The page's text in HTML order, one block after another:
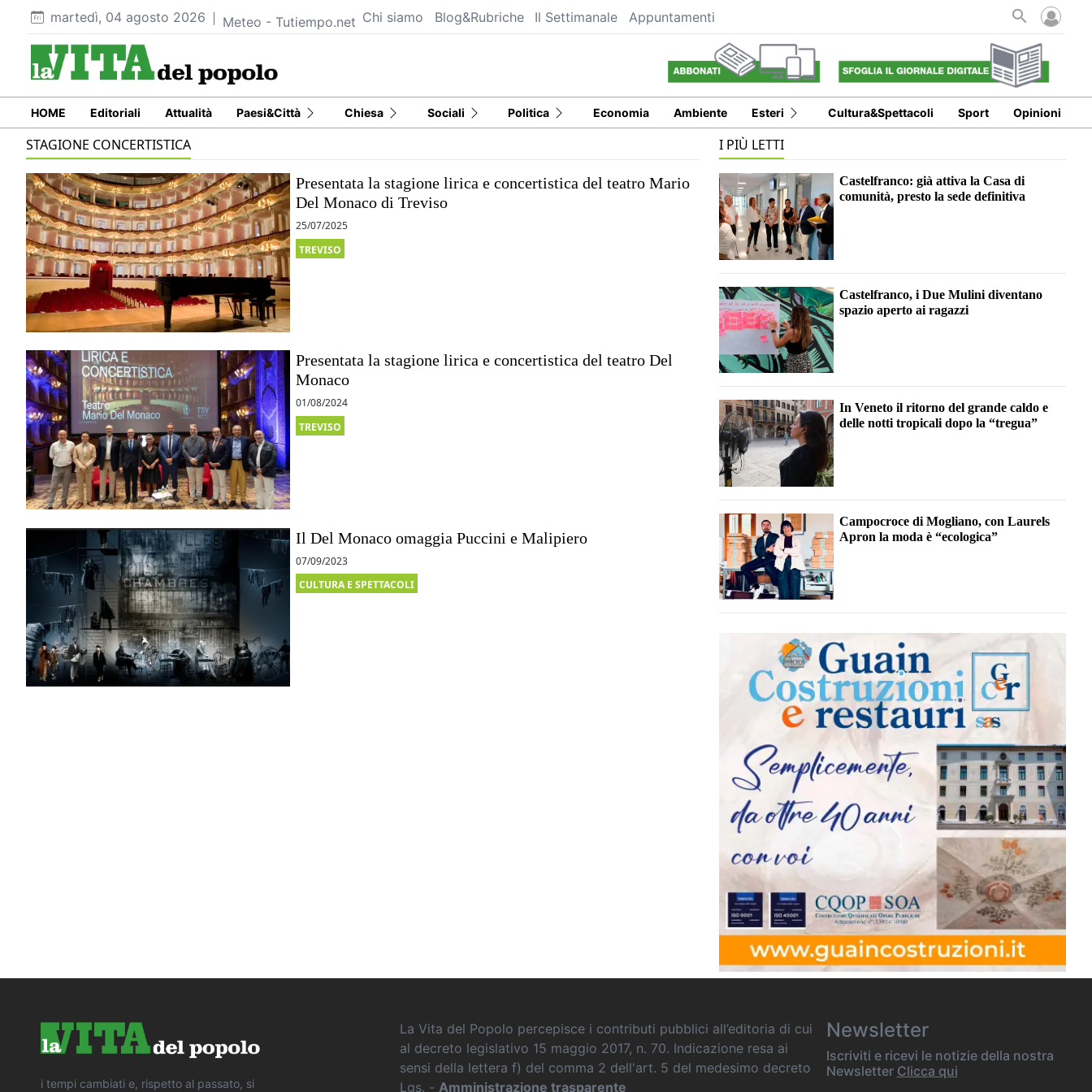
martedì, 04 agosto 2026 Meteo - Tutiempo.net Chi siamo Blog&Rubriche Il Settimanale Appuntamenti
HOME Editoriali Attualità Paesi&Città Chiesa Sociali Politica Economia Ambiente Esteri Cultura&Spettacoli Sport Opinioni
STAGIONE CONCERTISTICA
Presentata la stagione lirica e concertistica del teatro Mario
Del Monaco di Treviso
25/07/2025
TREVISO
Presentata la stagione lirica e concertistica del teatro Del
Monaco
01/08/2024
TREVISO
Il Del Monaco omaggia Puccini e Malipiero
07/09/2023
CULTURA E SPETTACOLI
I PIÙ LETTI
Castelfranco: già attiva la Casa di
comunità, presto la sede definitiva
Castelfranco, i Due Mulini diventano
spazio aperto ai ragazzi
In Veneto il ritorno del grande caldo e
delle notti tropicali dopo la “tregua”
Campocroce di Mogliano, con Laurels
Apron la moda è “ecologica”
i tempi cambiati e, rispetto al passato, si
La Vita del Popolo percepisce i contributi pubblici all’editoria di cui
al decreto legislativo 15 maggio 2017, n. 70. Indicazione resa ai
sensi della lettera f) del comma 2 dell'art. 5 del medesimo decreto
Lgs. - Amministrazione trasparente
Newsletter
Iscriviti e ricevi le notizie della nostra
Newsletter Clicca qui